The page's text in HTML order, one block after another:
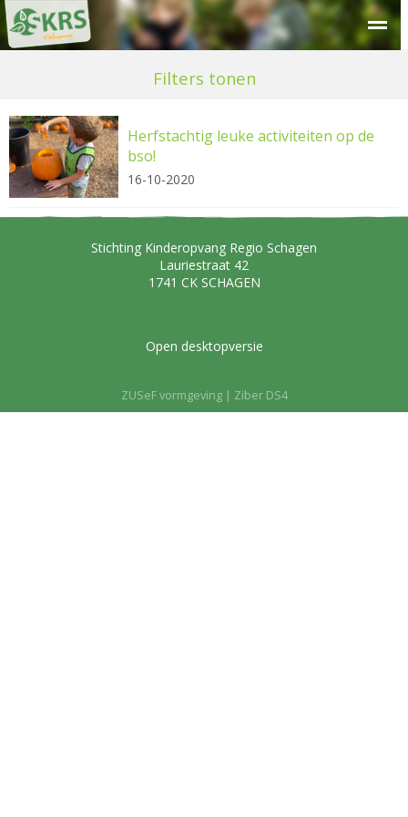
Kinderdagverblijf Peuteropvang
Filters tonen
Herfstachtig leuke activiteiten op de
bso!
16-10-2020
Stichting Kinderopvang Regio Schagen
Lauriestraat 42
1741 CK SCHAGEN
Open desktopversie
ZUSeF vormgeving | Ziber DS4